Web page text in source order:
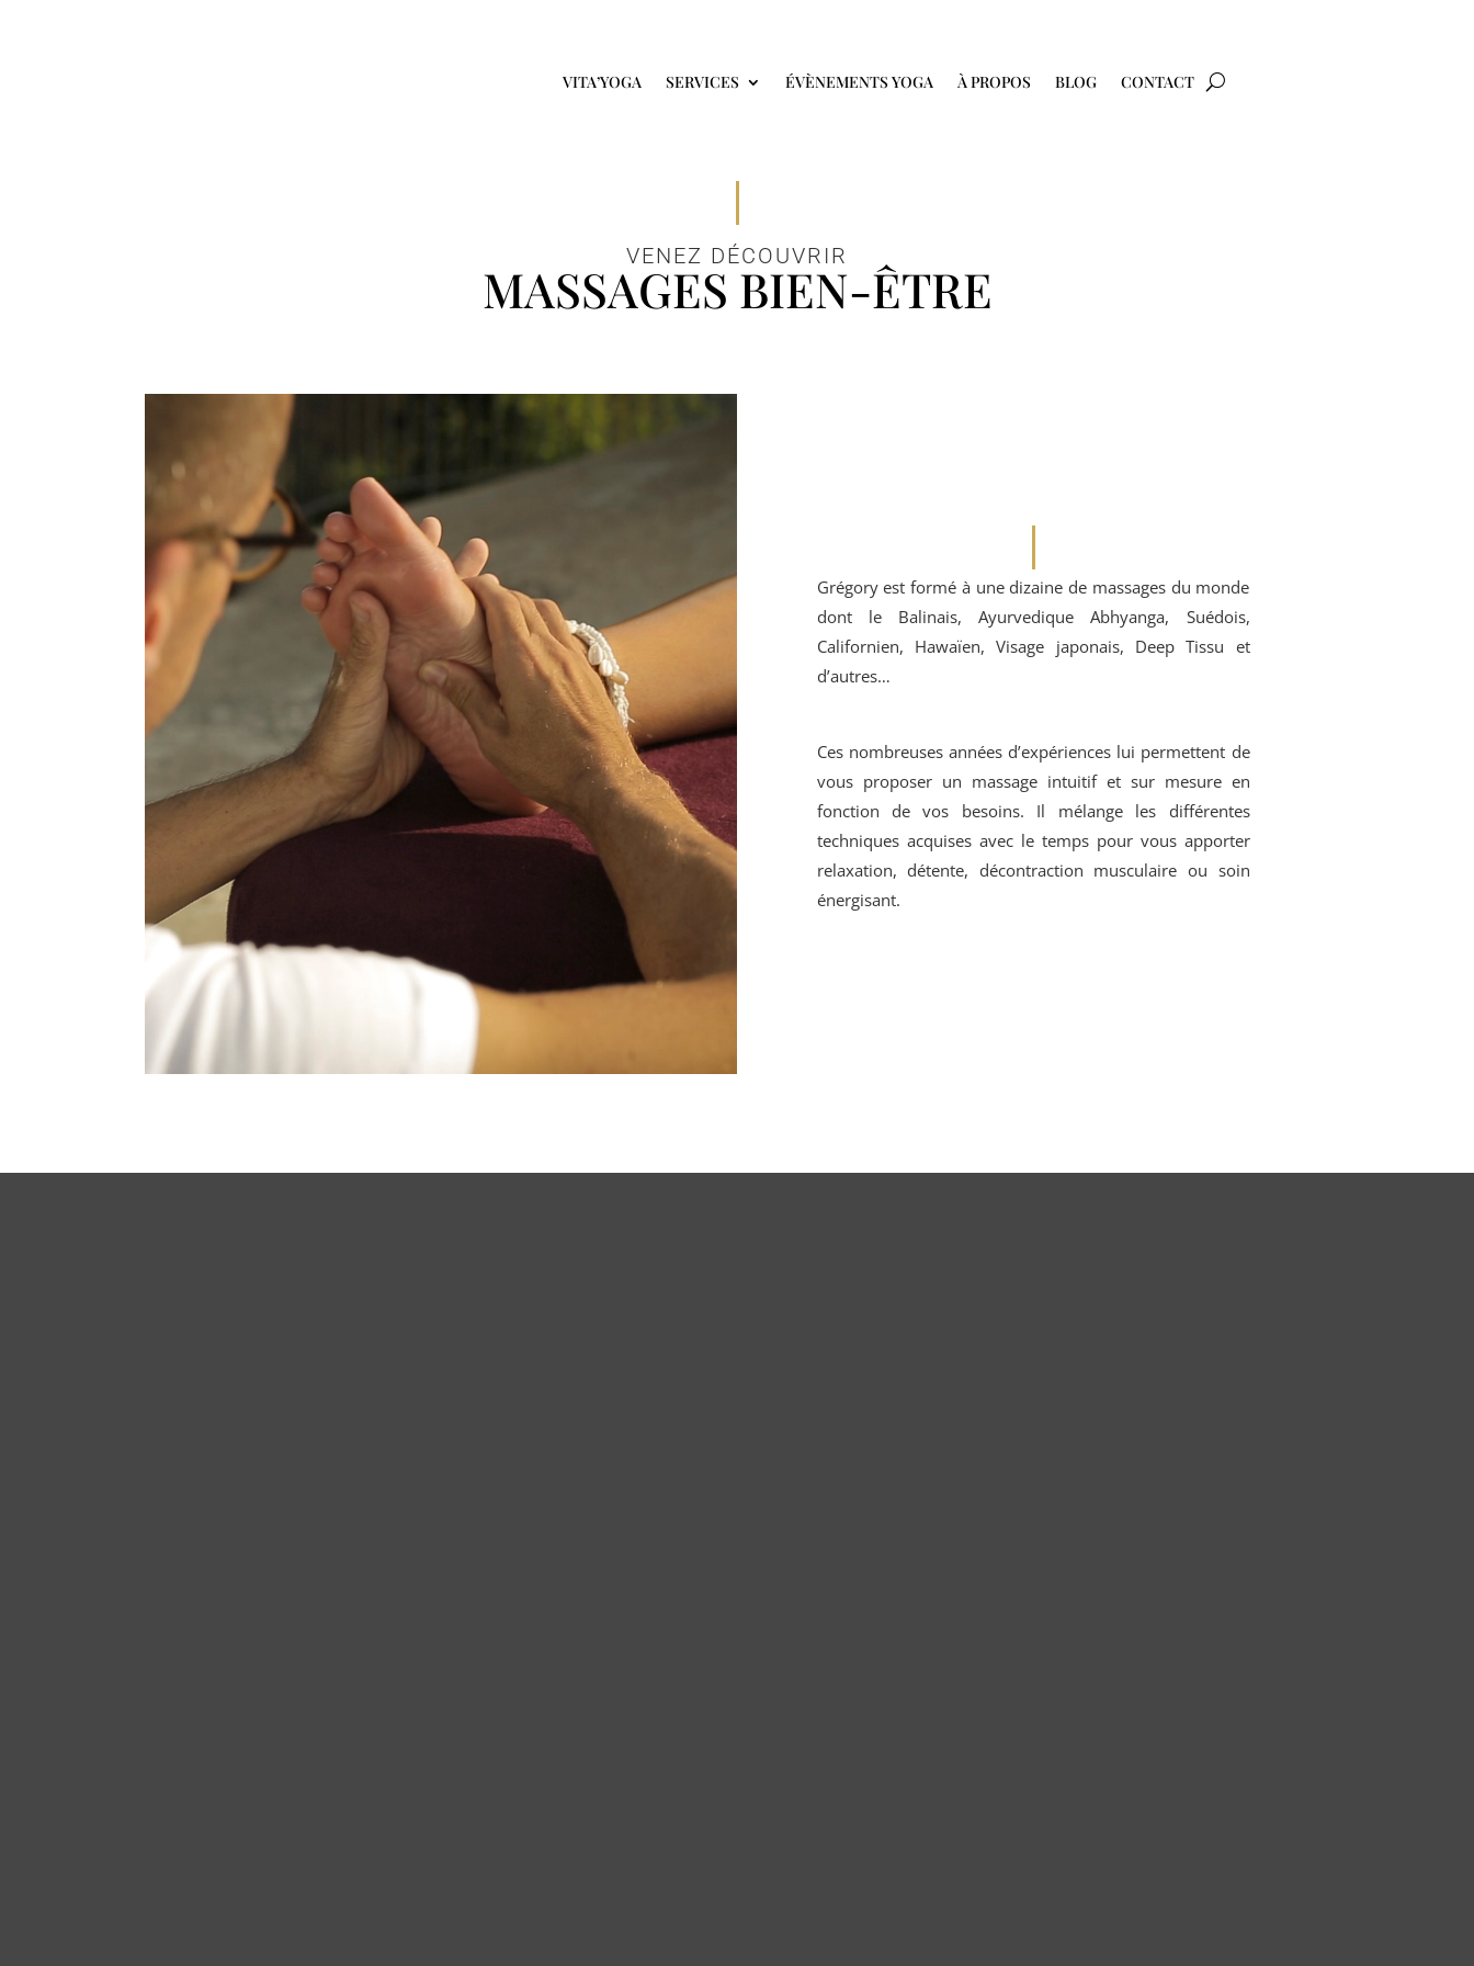
VITA’YOGA SERVICES ÉVÈNEMENTS YOGA À PROPOS BLOG CONTACT
VENEZ DÉCOUVRIR
MASSAGES BIEN-ÊTRE
Grégory est formé à une dizaine de massages du monde
dont le Balinais, Ayurvedique Abhyanga, Suédois,
Californien, Hawaïen, Visage japonais, Deep Tissu et
d’autres…
Ces nombreuses années d’expériences lui permettent de
vous proposer un massage intuitif et sur mesure en
fonction de vos besoins. Il mélange les différentes
techniquesacquises avec le temps pour vous apporter
relaxation, détente, décontraction musculaire ou soin
énergisant.